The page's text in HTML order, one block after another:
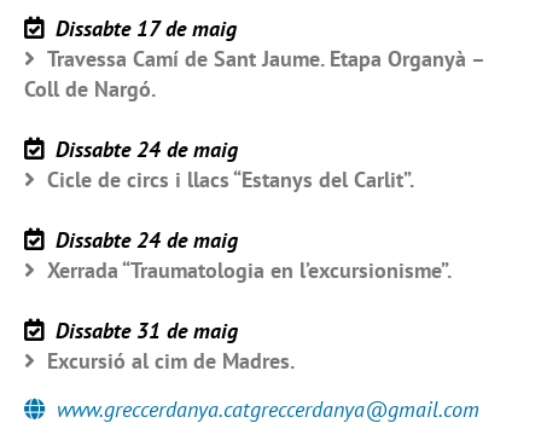
Dissabte 17 de maig
Travessa Camí de Sant Jaume. Etapa Organyà –
Coll de Nargó.
Dissabte 24 de maig
Cicle de circs i llacs “Estanys del Carlit”.
Dissabte 24 de maig
Xerrada “Traumatologia en l’excursionisme”.
Dissabte 31 de maig
Excursió al cim de Madres.
www.greccerdanya.catgreccerdanya@gmail.com